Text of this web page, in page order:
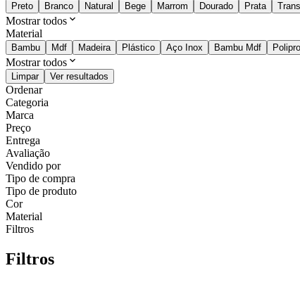
Preto Branco Natural Bege Marrom Dourado Prata
Mostrar todos
Material
Bambu Mdf Madeira Plástico Aço Inox Bambu Mdf
Mostrar todos
Limpar Ver resultados
Ordenar
Categoria
Marca
Preço
Entrega
Avaliação
Vendido por
Tipo de compra
Tipo de produto
Cor
Material
Filtros
Filtros